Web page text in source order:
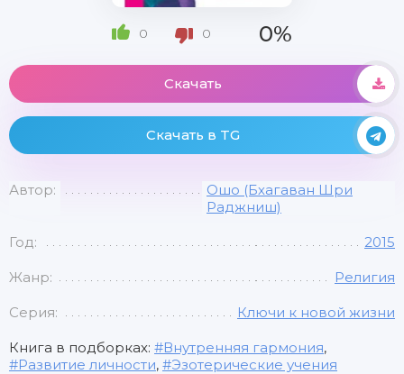
0 0 0%
Скачать
Скачать в TG
Автор:
Ошо (Бхагаван Шри
Раджниш)
Год: 2015
Жанр: Религия
Серия: Ключи к новой жизни
Книга в подборках: Внутренняя гармония,
Развитие личности, Эзотерические учения